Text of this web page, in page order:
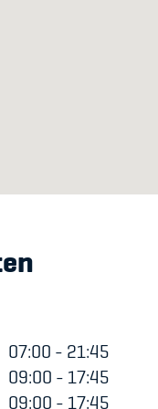
07:00 - 21:45
09:00 - 17:45
09:00 - 17:45